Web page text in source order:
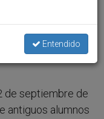
de septiembre de
antiguos alumnos
Entendido